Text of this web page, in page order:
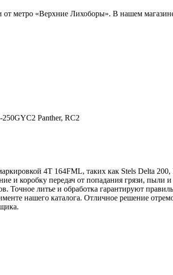
от метро «Верхние Лихоборы». В нашем
Panther, RC2
4Т 164FML, таких как Stels Delta
коробку передач от попадания грязи, пыли
Точное литье и обработка гарантируют
нашего каталога. Отличное решение